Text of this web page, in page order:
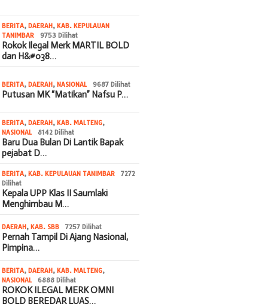
BERITA,DAERAH,KAB. KEPULAUAN
TANIMBAR
9753 Dilihat
Rokok Ilegal Merk MARTIL BOLD
dan H&#038…
BERITA,DAERAH,NASIONAL 9687 Dilihat
Putusan MK “Matikan” Nafsu P…
BERITA,DAERAH,KAB. MALTENG,
NASIONAL
8142 Dilihat
Baru Dua Bulan Di Lantik Bapak
pejabat D…
BERITA,KAB. KEPULAUAN TANIMBAR
7272
Dilihat
Kepala UPP Klas II Saumlaki
Menghimbau M…
DAERAH,KAB. SBB 7257 Dilihat
Pernah Tampil Di Ajang Nasional,
Pimpina…
BERITA,DAERAH,KAB. MALTENG,
NASIONAL
6888 Dilihat
ROKOK ILEGAL MERK OMNI
BOLD BEREDAR LUAS…